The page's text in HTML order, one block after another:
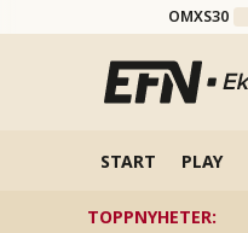
OMXS30
START PLAY
TOPPNYHETER: